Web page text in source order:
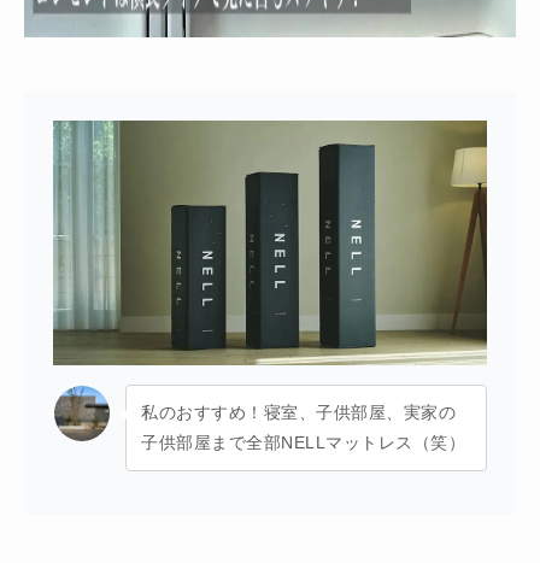
私のおすすめ！寝室、子供部屋、実家の
子供部屋まで全部NELLマットレス（笑）